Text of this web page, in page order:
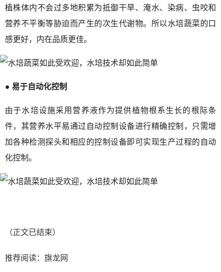
植株体内不会过多地积累为抵御干旱、淹水、染病、虫咬和
营养不平衡等胁迫而产生的次生代谢物。所以水培蔬菜的口
感更好，内在品质更佳。
● 易于自动化控制
由于水培设施采用营养液作为提供植物根系生长的根际条
件，其营养水平易通过自动控制设备进行精确控制，只需增
加各种检测探头和相应的控制设备即可实现生产过程的自动
化控制。
（正文已结束）
推荐阅读： 旗龙网